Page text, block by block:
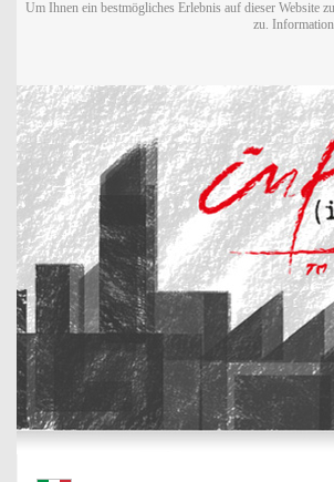
Um Ihnen ein bestmögliches Erlebnis auf dieser Website
zu.